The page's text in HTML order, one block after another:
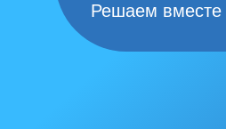
Решаем вместе